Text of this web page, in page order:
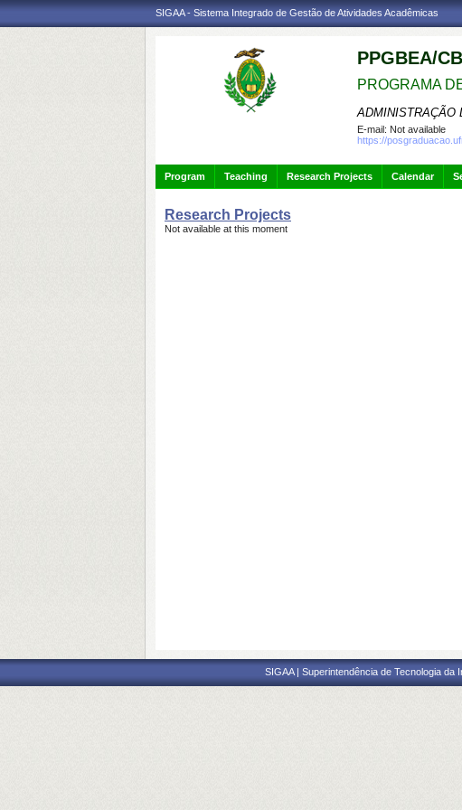
SIGAA - Sistema Integrado de Gestão de Atividades Acadêmicas
PPGBEA/CB
PROGRAMA
ADMINISTRAÇÃO
E-mail: Not available
https://
Program Teaching Research Projects Calendar
Research Projects
Not available at this moment
SIGAA | Superintendência de Tecnologia